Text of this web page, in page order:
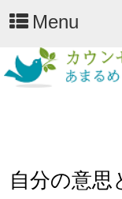
Menu
自分の意思